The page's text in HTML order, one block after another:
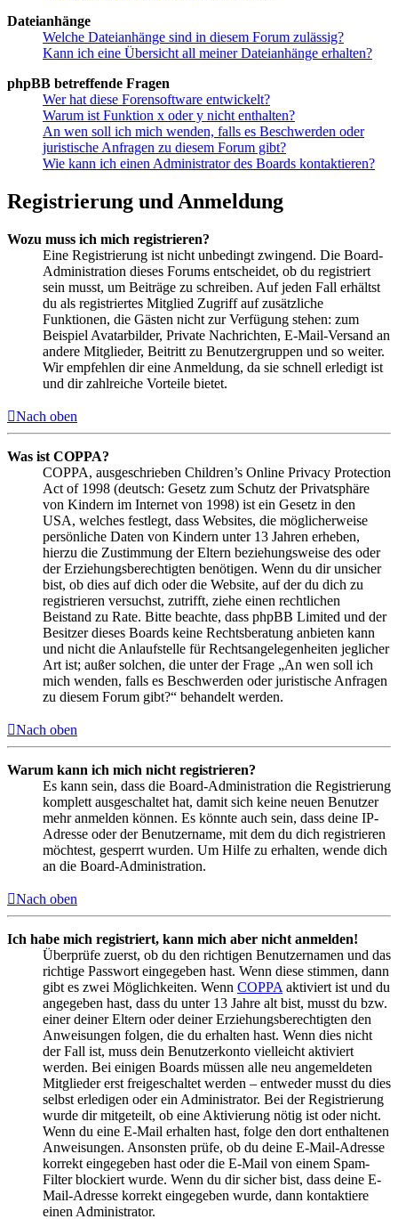
Dateianhänge
Welche Dateianhänge sind in diesem Forum zulässig?
Kann ich eine Übersicht all meiner Dateianhänge erhalten?
phpBB betreffende Fragen
Wer hat diese Forensoftware entwickelt?
Warum ist Funktion x oder y nicht enthalten?
An wen soll ich mich wenden, falls es Beschwerden oder
juristische Anfragen zu diesem Forum gibt?
Wie kann ich einen Administrator des Boards kontaktieren?
Registrierung und Anmeldung
Wozu muss ich mich registrieren?
Eine Registrierung ist nicht unbedingt zwingend. Die Board-
Administration dieses Forums entscheidet, ob du registriert
sein musst, um Beiträge zu schreiben. Auf jeden Fall erhältst
du als registriertes Mitglied Zugriff auf zusätzliche
Funktionen, die Gästen nicht zur Verfügung stehen: zum
Beispiel Avatarbilder, Private Nachrichten, E-Mail-Versand an
andere Mitglieder, Beitritt zu Benutzergruppen und so weiter.
Wir empfehlen dir eine Anmeldung, da sie schnell erledigt ist
und dir zahlreiche Vorteile bietet.
Nach oben
Was ist COPPA?
COPPA, ausgeschrieben Children’s Online Privacy Protection
Act of 1998 (deutsch: Gesetz zum Schutz der Privatsphäre
von Kindern im Internet von 1998) ist ein Gesetz in den
USA, welches festlegt, dass Websites, die möglicherweise
persönliche Daten von Kindern unter 13 Jahren erheben,
hierzu die Zustimmung der Eltern beziehungsweise des oder
der Erziehungsberechtigten benötigen. Wenn du dir unsicher
bist, ob dies auf dich oder die Website, auf der du dich zu
registrieren versuchst, zutrifft, ziehe einen rechtlichen
Beistand zu Rate. Bitte beachte, dass phpBB Limited und der
Besitzer dieses Boards keine Rechtsberatung anbieten kann
und nicht die Anlaufstelle für Rechtsangelegenheiten jeglicher
Art ist; außer solchen, die unter der Frage „An wen soll ich
mich wenden, falls es Beschwerden oder juristische Anfragen
zu diesem Forum gibt?“ behandelt werden.
Nach oben
Warum kann ich mich nicht registrieren?
Es kann sein, dass die Board-Administration die Registrierung
komplett ausgeschaltet hat, damit sich keine neuen Benutzer
mehr anmelden können. Es könnte auch sein, dass deine IP-
Adresse oder der Benutzername, mit dem du dich registrieren
möchtest, gesperrt wurden. Um Hilfe zu erhalten, wende dich
an die Board-Administration.
Nach oben
Ich habe mich registriert, kann mich aber nicht anmelden!
Überprüfe zuerst, ob du den richtigen Benutzernamen und das
richtige Passwort eingegeben hast. Wenn diese stimmen, dann
gibt es zwei Möglichkeiten. Wenn COPPA aktiviert ist und du
angegeben hast, dass du unter 13 Jahre alt bist, musst du bzw.
einer deiner Eltern oder deiner Erziehungsberechtigten den
Anweisungen folgen, die du erhalten hast. Wenn dies nicht
der Fall ist, muss dein Benutzerkonto vielleicht aktiviert
werden. Bei einigen Boards müssen alle neu angemeldeten
Mitglieder erst freigeschaltet werden – entweder musst du dies
selbst erledigen oder ein Administrator. Bei der Registrierung
wurde dir mitgeteilt, ob eine Aktivierung nötig ist oder nicht.
Wenn du eine E-Mail erhalten hast, folge den dort enthaltenen
Anweisungen. Ansonsten prüfe, ob du deine E-Mail-Adresse
korrekt eingegeben hast oder die E-Mail von einem Spam-
Filter blockiert wurde. Wenn du dir sicher bist, dass deine E-
Mail-Adresse korrekt eingegeben wurde, dann kontaktiere
einen Administrator.